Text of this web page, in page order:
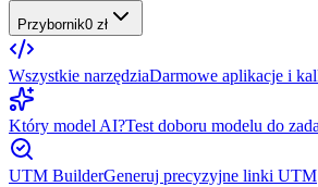
Przybornik0 zł
Wszystkie narzędziaDarmowe aplikacje i
Który model AI?Test doboru modelu do
UTM BuilderGeneruj precyzyjne linki UTM